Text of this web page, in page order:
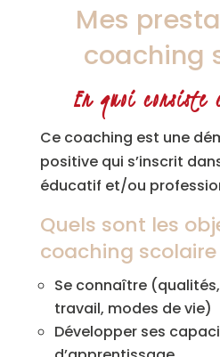
Mes
coaching
En quoi consiste
Ce coaching est une
positive qui s’inscrit
éducatif et/ou
Quels sont les
coaching scolaire
Se connaître
travail, modes de vie)
Développer ses